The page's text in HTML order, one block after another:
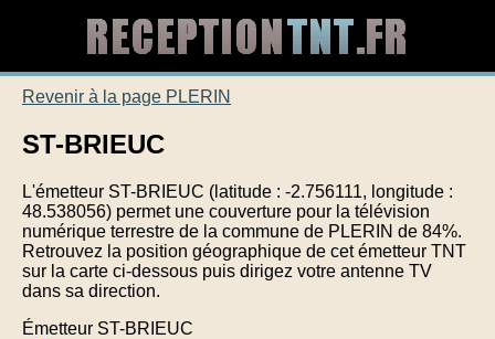
Revenir à la page PLERIN
ST-BRIEUC
L'émetteur ST-BRIEUC (latitude : -2.756111, longitude :
48.538056) permet une couverture pour la télévision
numérique terrestre de la commune de PLERIN de 84%.
Retrouvez la position géographique de cet émetteur TNT
sur la carte ci-dessous puis dirigez votre antenne TV
dans sa direction.
Émetteur ST-BRIEUC